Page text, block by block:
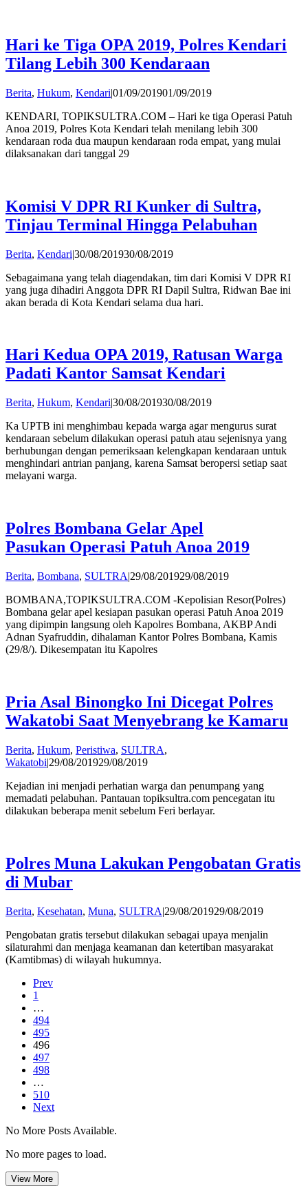
Hari ke Tiga OPA 2019, Polres Kendari
Tilang Lebih 300 Kendaraan
Berita, Hukum, Kendari|01/09/201901/09/2019by
KENDARI, TOPIKSULTRA.COM – Hari ke tiga Operasi Patuh
Anoa 2019, Polres Kota Kendari telah menilang lebih 300
kendaraan roda dua maupun kendaraan roda empat, yang mulai
dilaksanakan dari tanggal 29
Komisi V DPR RI Kunker di Sultra,
Tinjau Terminal Hingga Pelabuhan
Berita, Kendari|30/08/201930/08/2019by
Sebagaimana yang telah diagendakan, tim dari Komisi V DPR RI
yang juga dihadiri Anggota DPR RI Dapil Sultra, Ridwan Bae ini
akan berada di Kota Kendari selama dua hari.
Hari Kedua OPA 2019, Ratusan Warga
Padati Kantor Samsat Kendari
Berita, Hukum, Kendari|30/08/201930/08/2019by
Ka UPTB ini menghimbau kepada warga agar mengurus surat
kendaraan sebelum dilakukan operasi patuh atau sejenisnya yang
berhubungan dengan pemeriksaan kelengkapan kendaraan untuk
menghindari antrian panjang, karena Samsat beropersi setiap saat
melayani warga.
Polres Bombana Gelar Apel
Pasukan Operasi Patuh Anoa 2019
Berita, Bombana, SULTRA|29/08/201929/08/2019by
BOMBANA,TOPIKSULTRA.COM -Kepolisian Resor(Polres)
Bombana gelar apel kesiapan pasukan operasi Patuh Anoa 2019
yang dipimpin langsung oleh Kapolres Bombana, AKBP Andi
Adnan Syafruddin, dihalaman Kantor Polres Bombana, Kamis
(29/8/). Dikesempatan itu Kapolres
Pria Asal Binongko Ini Dicegat Polres
Wakatobi Saat Menyebrang ke Kamaru
Berita, Hukum, Peristiwa, SULTRA,
Wakatobi|29/08/201929/08/2019by
Kejadian ini menjadi perhatian warga dan penumpang yang
memadati pelabuhan. Pantauan topiksultra.com pencegatan itu
dilakukan beberapa menit sebelum Feri berlayar.
Polres Muna Lakukan Pengobatan Gratis
di Mubar
Berita, Kesehatan, Muna, SULTRA|29/08/201929/08/2019by
Pengobatan gratis tersebut dilakukan sebagai upaya menjalin
silaturahmi dan menjaga keamanan dan ketertiban masyarakat
(Kamtibmas) di wilayah hukumnya.
Prev
1
…
494
495
496
497
498
…
510
Next
No More Posts Available.
No more pages to load.
View More